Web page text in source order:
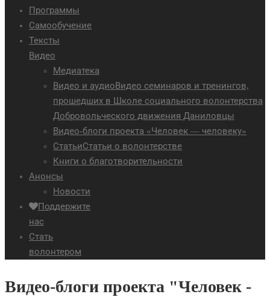
Программы
Самообучение
Тексты
Видео
Медиатека
Видео и аудиоВидео семинаров и тренингов,
прошедших в Школе социального волонтерства
Добровольческого движения Даниловцы
Видео-блоги проекта «Человек — человеку»
СтатьиСтатьи о волонтерстве
Книги о благотворительности
Анонсы
Новости
Поддержите
нас
Стать
волонтером
Видео-блоги проекта "Человек -